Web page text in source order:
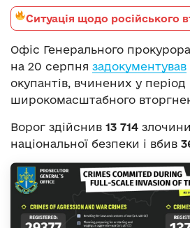
Ситуація щодо російського
Офіс Генерального
на 20 серпня задокументував
окупантів, вчинених у період
широкомасштабного
Ворог здійснив 13 714
національної безпеки і вбив